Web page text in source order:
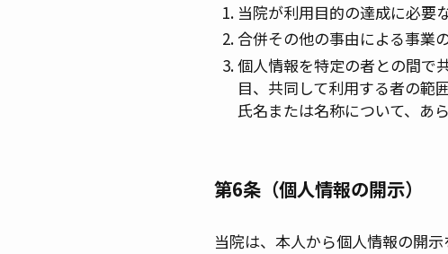
当院が利用目的の達成に必要
合併その他の事由による事業
個人情報を特定の者との間で
目、共同して利用する者の範
氏名または名称について、あ
第6条（個人情報の開示）
当院は、本人から個人情報の開